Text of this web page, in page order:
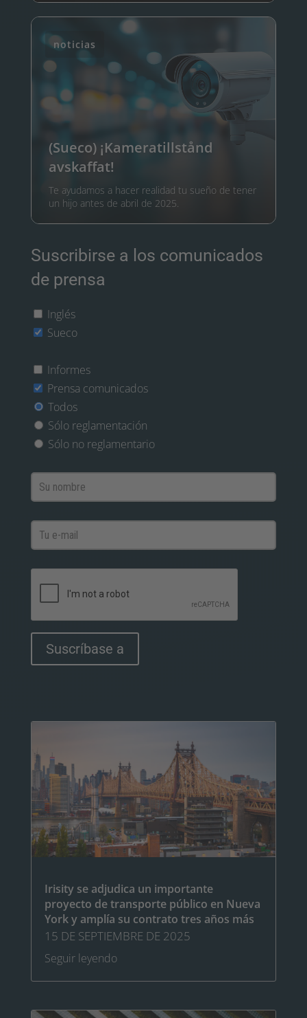
noticias
(Sueco) ¡Kameratillstånd
avskaffat!
Te ayudamos a hacer realidad tu sueño de tener
un hijo antes de abril de 2025.
Suscribirse a los comunicados
de prensa
Inglés
Sueco
Informes
Prensa comunicados
Todos
Sólo reglamentación
Sólo no reglamentario
Irisity se adjudica un importante
proyecto de transporte público en Nueva
York y amplía su contrato tres años más
15 DE SEPTIEMBRE DE 2025
Seguir leyendo